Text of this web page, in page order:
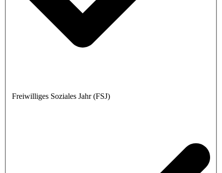
Freiwilliges Soziales Jahr (FSJ)